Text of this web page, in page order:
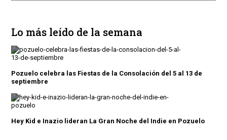
Lo más leído de la semana
Pozuelo celebra las Fiestas de la Consolación del 5 al 13 de
septiembre
Hey Kid e Inazio lideran La Gran Noche del Indie en Pozuelo